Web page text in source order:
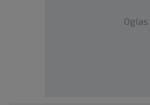
Oglas